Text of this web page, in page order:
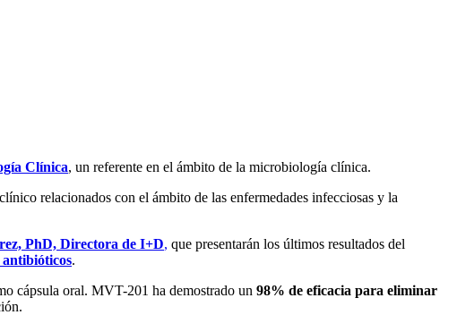
Clínica, un referente en el ámbito de la microbiología clínica.
relacionados con el ámbito de las enfermedades infecciosas y la
PhD, Directora de I+D, que presentarán los últimos resultados del
antibióticos.
cápsula oral. MVT-201 ha demostrado un 98% de eficacia para eliminar